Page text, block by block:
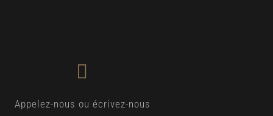
Appelez-nous ou écrivez-nous